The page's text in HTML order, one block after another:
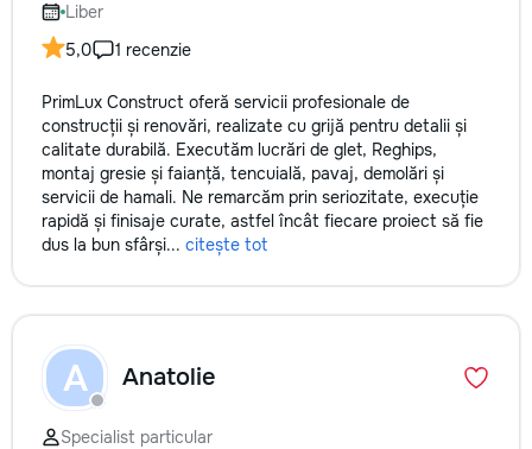
Liber
5,0
1 recenzie
PrimLux Construct oferă servicii profesionale de
construcții și renovări, realizate cu grijă pentru detalii și
calitate durabilă. Executăm lucrări de glet, Reghips,
montaj gresie și faianță, tencuială, pavaj, demolări și
servicii de hamali. Ne remarcăm prin seriozitate, execuție
rapidă și finisaje curate, astfel încât fiecare proiect să fie
dus la bun sfârși... citește tot
A Anatolie
Specialist particular